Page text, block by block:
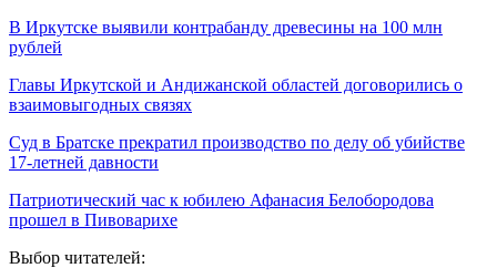
В Иркутске выявили контрабанду древесины на 100 млн
рублей
Главы Иркутской и Андижанской областей договорились о
взаимовыгодных связях
Суд в Братске прекратил производство по делу об убийстве
17-летней давности
Патриотический час к юбилею Афанасия Белобородова
прошел в Пивоварихе
Выбор читателей: